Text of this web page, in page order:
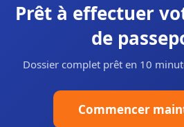
Prêt à effectuer
de
Dossier complet prêt en 10
Commencer